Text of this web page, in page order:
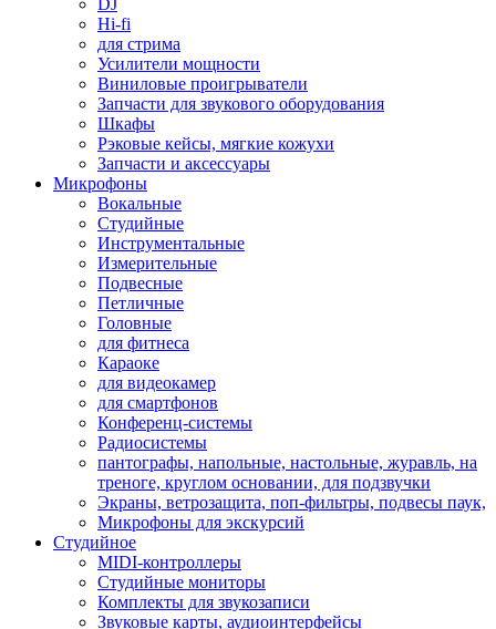
DJ
Hi-fi
для стрима
Усилители мощности
Виниловые проигрыватели
Запчасти для звукового оборудования
Шкафы
Рэковые кейсы, мягкие кожухи
Запчасти и аксессуары
Микрофоны
Вокальные
Студийные
Инструментальные
Измерительные
Подвесные
Петличные
Головные
для фитнеса
Караоке
для видеокамер
для смартфонов
Конференц-системы
Радиосистемы
пантографы, напольные, настольные, журавль, на
треноге, круглом основании, для подзвучки
Экраны, ветрозащита, поп-фильтры, подвесы паук,
Микрофоны для экскурсий
Студийное
MIDI-контроллеры
Студийные мониторы
Комплекты для звукозаписи
Звуковые карты, аудиоинтерфейсы